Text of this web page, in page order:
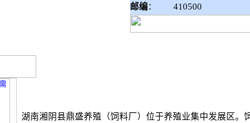
邮编： 410500
湖南湘阴县鼎盛养殖（饲料厂）位于养殖业集中发展区